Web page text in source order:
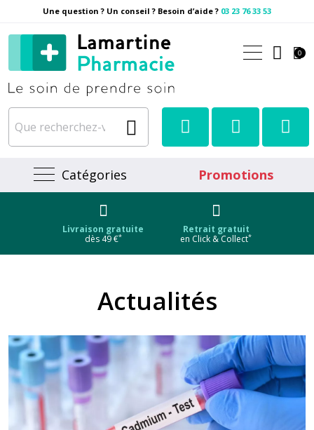
Une question ? Un conseil ? Besoin d’aide ? 03 23 76 33 53
Pharmacie Lamartine
0
Catégories Promotions
Livraison gratuite
dès 49 €*
Retrait gratuit
en Click & Collect*
Actualités